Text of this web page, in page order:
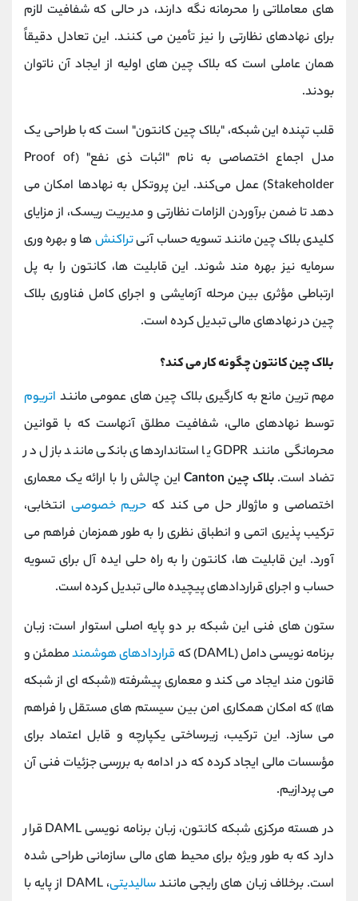
‌های معاملاتی را محرمانه نگه دارند، در حالی که شفافیت لازم
برای نهادهای نظارتی را نیز تأمین می‌ کنند. این تعادل دقیقاً
همان عاملی است که بلاک چین ‌های اولیه از ایجاد آن ناتوان
بودند.
قلب تپنده این شبکه، "بلاک چین کانتون" است که با طراحی یک
مدل اجماع اختصاصی به نام "اثبات ذی ‌نفع" (Proof of
Stakeholder) عمل می‌کند. این پروتکل به نهادها امکان می
‌دهد تا ضمن برآوردن الزامات نظارتی و مدیریت ریسک، از مزایای
کلیدی بلاک چین مانند تسویه ‌حساب آنیتراکنش‌ها و بهره ‌وری
سرمایه نیز بهره ‌مند شوند. این قابلیت ‌ها، کانتون را به پل
ارتباطی مؤثری بین مرحله آزمایشی و اجرای کامل فناوری بلاک
چین در نهادهای مالی تبدیل کرده است.
بلاک چین کانتون چگونه کار می کند؟
مهم ‌ترین مانع به‌ کارگیری بلاک چین ‌های عمومی مانند اتریوم
توسط نهادهای مالی، شفافیت مطلق آنهاست که با قوانین
محرمانگی مانند GDPR یا استانداردهای بانکی مانند بازل در
تضاد است.بلاک چین Canton
این چالش را با ارائه یک معماری
اختصاصی و ماژولار حل می ‌کند که حریم خصوصی انتخابی،
ترکیب ‌پذیری اتمی و انطباق نظری را به طور همزمان فراهم می
‌آورد. این قابلیت ‌ها، کانتون را به راه ‌حلی ایده ‌آل برای تسویه
‌حساب و اجرای قراردادهای پیچیده مالی تبدیل کرده است.
ستون‌ های فنی این شبکه بر دو پایه اصلی استوار است: زبان
برنامه ‌نویسی دامل (DAML) که
قراردادهای هوشمندمطمئن و
قانون ‌مند ایجاد می ‌کند و معماری پیشرفته «شبکه ‌ای از شبکه
‌ها» که امکان همکاری امن بین سیستم ‌های مستقل را فراهم
می ‌سازد. این ترکیب، زیرساختی یکپارچه و قابل اعتماد برای
مؤسسات مالی ایجاد کرده که در ادامه به بررسی جزئیات فنی آن
می ‌پردازیم.
در هسته مرکزی شبکه کانتون، زبان برنامه ‌نویسی DAML قرار
دارد که به ‌طور ویژه برای محیط‌ های مالی سازمانی طراحی شده
است. برخلاف زبان ‌های رایجی مانندسالیدیتی
، DAML از پایه با